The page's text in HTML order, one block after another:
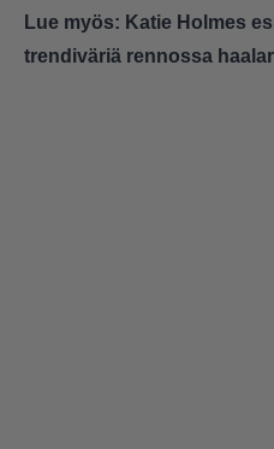
Lue myös: Katie Holmes
trendiväriä rennossa